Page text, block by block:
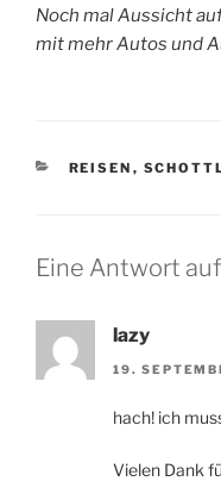
Noch mal Aussicht
mit mehr Autos und
KATEGORIEN
REISEN ,
Eine Antwort
lazy
19.
hach! ich
Vielen Dank